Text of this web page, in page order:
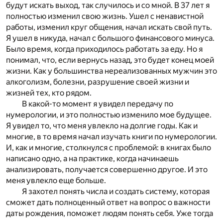
будут искать выход, так случилось и со мной. В 37 лет я
полностью изменил свою жизнь. Ушел с ненавистной
работы, изменил круг общения, начал искать свой путь.
Я ушел в никуда, начал с большого финансового минуса.
Было время, когда приходилось работать за еду. Но я
понимал, что, если вернусь назад, это будет конец моей
жизни. Как у большинства нереализованных мужчин это
алкоголизм, болезни, разрушение своей жизни и
жизней тех, кто рядом.
В какой-то момент я увидел передачу по
нумерологии, и это полностью изменило мое будущее.
Я увидел то, что меня увлекло на долгие годы. Как и
многие, в то время начал изучать книги по нумерологии.
И, как и многие, столкнулся с проблемой: в книгах было
написано одно, а на практике, когда начинаешь
анализировать, получается совершенно другое. И это
меня увлекло еще больше.
Я захотел понять числа и создать систему, которая
сможет дать полноценный ответ на вопрос о важности
даты рождения, поможет людям понять себя. Уже тогда